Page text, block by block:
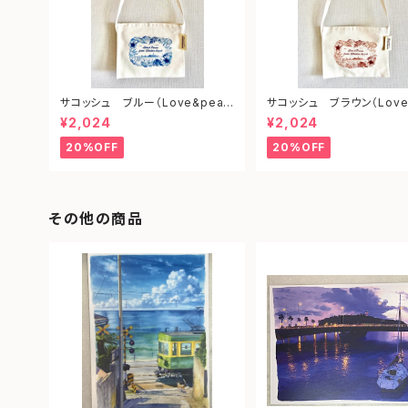
サコッシュ ブルー（Love&peac
e from shonan)
¥2,024
20%OFF
サコッシュ ブラウン（
ce from shonan)
¥2,024
20%OFF
その他の商品